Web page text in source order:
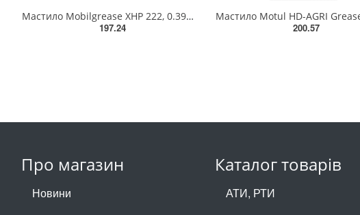
Мастило Mobilgrease XHP 222, 0.39кг. Туба EP2 (синя) 220С
197.24
200.57
Про магазин
Новини
Каталог товарів
АТИ, РТИ